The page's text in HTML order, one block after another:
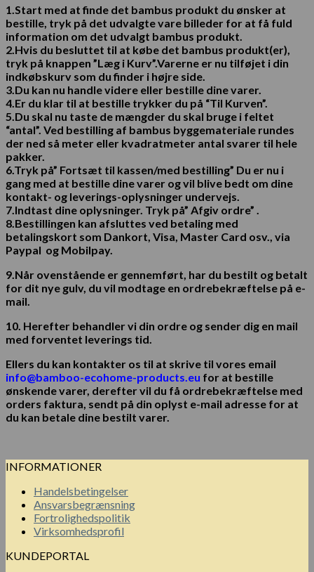
1.Start med at finde det bambus produkt du ønsker at
bestille, tryk på det udvalgte vare billeder for at få fuld
information om det udvalgt bambus produkt.
2.Hvis du besluttet til at købe det bambus produkt(er),
tryk på knappen ”Læg i Kurv”.Varerne er nu tilføjet i din
indkøbskurv som du finder i højre side.
3.Du kan nu handle videre eller bestille dine varer.
4.Er du klar til at bestille trykker du på “Til Kurven”.
5.Du skal nu taste de mængder du skal bruge i feltet
“antal”. Ved bestilling af bambus byggemateriale rundes
der ned så meter eller kvadratmeter antal svarer til hele
pakker.
6. Tryk på” Fortsæt til kassen/med bestilling” Du er nu i
gang med at bestille dine varer og vil blive bedt om dine
kontakt- og leverings-oplysninger undervejs.
7.Indtast dine oplysninger. Tryk på” Afgiv ordre” .
8.Bestillingen kan afsluttes ved betaling med
betalingskort som Dankort, Visa, Master Card osv., via
Paypal og Mobilpay.
9. Når ovenstående er gennemført, har du bestilt og betalt
for dit nye gulv, du vil modtage en ordrebekræftelse på e-
mail.
10. Herefter behandler vi din ordre og sender dig en mail
med forventet leverings tid.
Ellers du kan kontakter os til at skrive til vores email
info@bamboo-ecohome-products.eu for at bestille
ønskende varer, derefter vil du få ordrebekræftelse med
orders faktura, sendt på din oplyst e-mail adresse for at
du kan betale dine bestilt varer.
INFORMATIONER
Handelsbetingelser
Ansvarsbegrænsning
Fortrolighedspolitik
Virksomhedsprofil
KUNDEPORTAL